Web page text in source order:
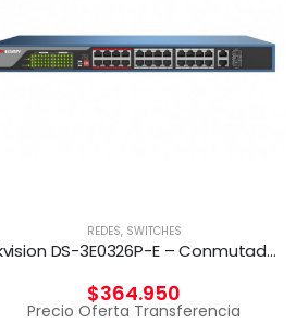
REDES, SWITCHES
Hikvision DS-3E0326P-E – Conmutador – sin gestionar – 24 x 10/100 (8 PoE) + 2 x Gigabit SFP (enlace ascendente) – sobremesa – PoE+ (370 W)
$364.950
Precio Oferta Transferencia